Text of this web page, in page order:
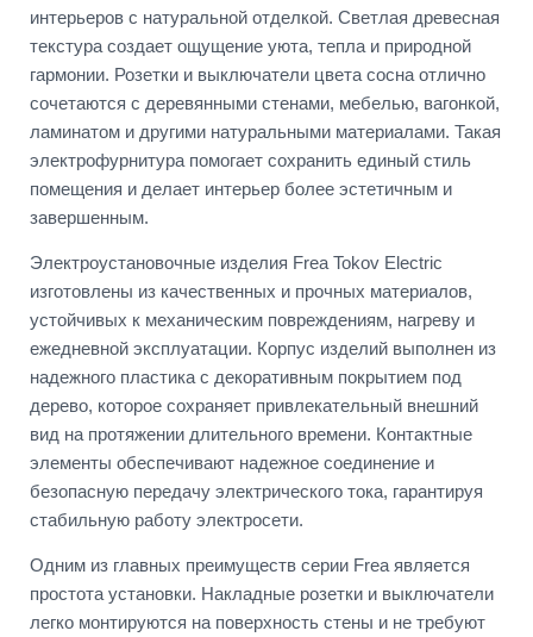
интерьеров с натуральной отделкой. Светлая древесная
текстура создает ощущение уюта, тепла и природной
гармонии. Розетки и выключатели цвета сосна отлично
сочетаются с деревянными стенами, мебелью, вагонкой,
ламинатом и другими натуральными материалами. Такая
электрофурнитура помогает сохранить единый стиль
помещения и делает интерьер более эстетичным и
завершенным.
Электроустановочные изделия Frea Tokov Electric
изготовлены из качественных и прочных материалов,
устойчивых к механическим повреждениям, нагреву и
ежедневной эксплуатации. Корпус изделий выполнен из
надежного пластика с декоративным покрытием под
дерево, которое сохраняет привлекательный внешний
вид на протяжении длительного времени. Контактные
элементы обеспечивают надежное соединение и
безопасную передачу электрического тока, гарантируя
стабильную работу электросети.
Одним из главных преимуществ серии Frea является
простота установки. Накладные розетки и выключатели
легко монтируются на поверхность стены и не требуют